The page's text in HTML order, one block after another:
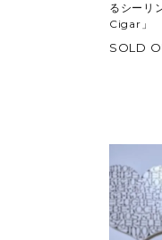
るシーリ
Cigar」
SOLD